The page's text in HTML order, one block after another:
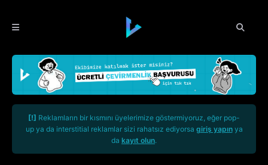
[!] Reklamların bir kısmını üyelerimize göstermiyoruz, eğer pop-
up ya da interstitial reklamlar sizi rahatsız ediyorsa giriş yapınya
da kayıt olun.